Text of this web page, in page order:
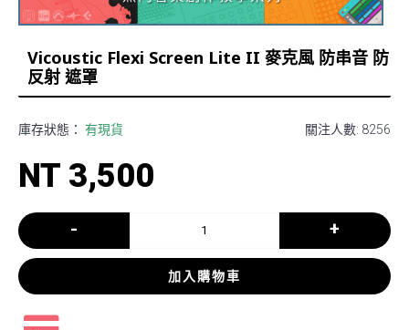
Vicoustic Flexi Screen Lite II 麥克風 防串音 防
反射 遮罩
關注人數: 8256
庫存狀態： 有現貨
NT 3,500
- +
加入購物車